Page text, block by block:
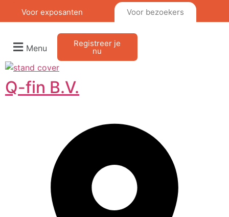
Voor exposanten Voor bezoekers
Menu Registreer je
nu
Q-fin B.V.